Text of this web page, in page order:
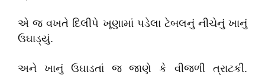
એ જ વખતે દિલીપે ખૂણામાં પડેલા ટેબલનું નીચેનું ખાનું
ઉઘાડ્યું.
અને ખાનું ઉઘાડતાં જ જાણે કે વીજળી ત્રાટકી.